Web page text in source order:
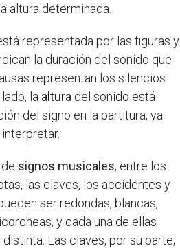
altura determinada.
representada por las figuras y
la duración del sonido que
representan los silencios
la altura del sonido está
del signo en la partitura, ya
signos musicales, entre los
las claves, los accidentes y
ser redondas, blancas,
y cada una de ellas
Las claves, por su parte,